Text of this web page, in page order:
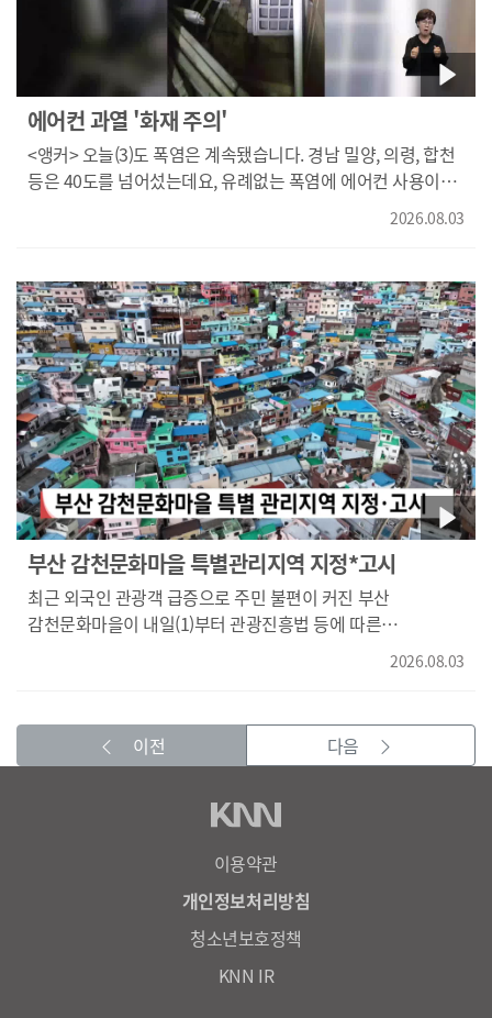
에어컨 과열 '화재 주의'
<앵커> 오늘(3)도 폭염은 계속됐습니다. 경남 밀양, 의령, 합천
등은 40도를 넘어섰는데요, 유례없는 폭염에 에어컨 사용이
에어컨을 켜둡니다. {김재기/양산 동면/"최근에 양산이 역대
최고 더운 높은 온도가 되는 날씨라 낮에는 무조건 에어컨 틀고
밤에도 에어컨을 틉니다. 열대야도 있기 때문에."} 에어컨
가동이 늘수록 관련 화재도 늘어납니다. 지난달 26일 부산
온천동의 한 아파트 에어컨 부근에서 불이 나는 등 최근 두 달
간 부산경남에 신고된 에어컨 관련 화재만 26건에 이릅니다.
"지난 10년 동안 부산경남 에어컨 화재는 5백여 건, 사상자
수도 20여 명에 달합니다." 화재 위험을 줄이기위해선 먼저
실외기실 밀폐여부를 살펴야합니다. "실외기실에는 대부분
이런 환기창이 설치돼 있는데 창이 닫혀 있으면 좁은 공간에서
환기가 안 돼 실외기가 과열될 수 있습니다." 에어컨이
가동되면 자동으로 환기되는 창을 설치하는 세대도 있지만
여전히 대다수 세대는 직접 여닫아야 합니다. {전재성/환기창
제작 업체 관계자/"비 올 때라든지 이럴 때는 일반적으로
점검해야 합니다. {박지훈/부산소방재난본부 방호조사과
소방위/"전기 부품이나 배선이 노후되거나 접촉 불량과 같은
전선을 임의로 연결하는 쥐꼬리 접속과 같은 부실한 전기
다른 전자기기와 함께 쓰는 멀티콘센트 연결을 피하고 반드시
벽면 콘센트를 이용해야 합니다. KNN 김민성입니다. 영상취재
2026.08.03
부산 감천문화마을 특별관리지역 지정*고시
최근 외국인 관광객 급증으로 주민 불편이 커진 부산
감천문화마을이 내일(1)부터 관광진흥법 등에 따른
현황과 관광객 동선 등을 토대로 감천문화마을 일대를 4개
가능 시간을 제한하기로 했습니다. 마을지킴이 35명을
배치하고 종합안내판을 새로 설치하는 등 관광객 지원도
2026.08.03
이전 다음
이용약관
개인정보처리방침
청소년보호정책
KNN IR